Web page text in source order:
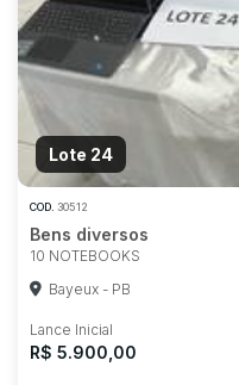
Lote 24
COD. 30512
Bens diversos
10 NOTEBOOKS
Bayeux - PB
Lance Inicial
R$ 5.900,00